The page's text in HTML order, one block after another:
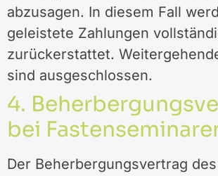
abzusagen. In diesem Fall
geleistete Zahlungen
zurückerstattet.
sind ausgeschlossen.
4.
bei
Der Beherbergungsvertrag